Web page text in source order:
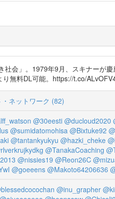
会」。1979年9月、スキナーが
無料DL可能。https://t.co/
・ネットワーク (82)
@30eesti @ducloud2020
@sumidatomohisa @Bixtuke92
@tantankyukyu @hazki_cheke
@TanakaCoaching
@nissies19 @Reon26C
@goeeens @Makoto64206636
@inu_grapher